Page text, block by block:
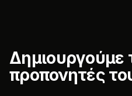
Δημιουργούμε
προπονητές